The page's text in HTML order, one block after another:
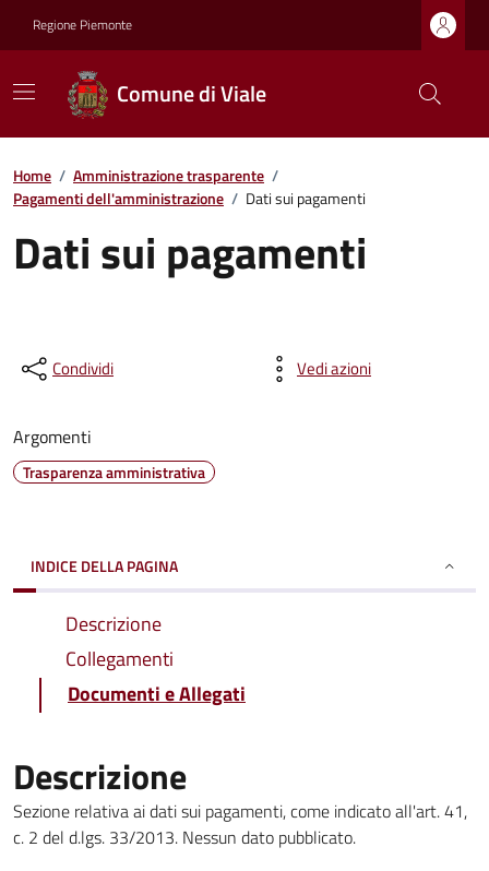
Regione Piemonte
Comune di Viale
Home / Amministrazione trasparente /
Pagamenti dell'amministrazione / Dati sui pagamenti
Dati sui pagamenti
Condividi Vedi azioni
Argomenti
Trasparenza amministrativa
INDICE DELLA PAGINA
Descrizione
Collegamenti
Documenti e Allegati
Descrizione
Sezione relativa ai dati sui pagamenti, come indicato all'art. 41,
c. 2 del d.lgs. 33/2013. Nessun dato pubblicato.